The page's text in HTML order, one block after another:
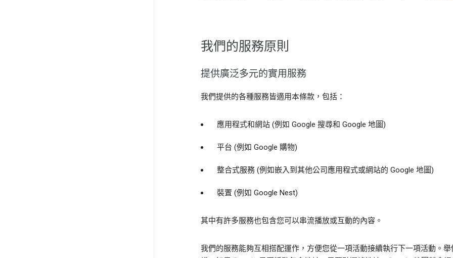
我們的服務原則
提供廣泛多元的實用服務
我們提供的各種服務皆適用本條款，包括：
應用程式和網站 (例如 Google 搜尋和 Google 地圖)
平台 (例如 Google 購物)
整合式服務 (例如嵌入到其他公司應用程式或網站的 Google 地圖)
裝置 (例如 Google Nest)
其中有許多服務也包含您可以串流播放或互動的內容。
我們的服務能夠互相搭配運作，方便您從一項活動接續執行下一項活動。舉